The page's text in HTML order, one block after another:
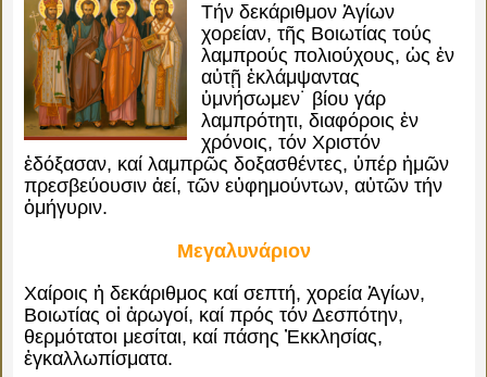
Τήν δεκάριθμον Ἁγίων
χορείαν, τῆς Βοιωτίας τούς
λαμπρούς πολιούχους, ὡς ἐν
αὐτῇ ἐκλάμψαντας
ὑμνήσωμεν˙ βίου γάρ
λαμπρότητι, διαφόροις ἐν
χρόνοις, τόν Χριστόν
ἐδόξασαν, καί λαμπρῶς δοξασθέντες, ὑπέρ ἡμῶν
πρεσβεύουσιν ἀεί, τῶν εὐφημούντων, αὐτῶν τήν
ὁμήγυριν.
Μεγαλυνάριον
Χαίροις ἡ δεκάριθμος καί σεπτή, χορεία Ἁγίων,
Βοιωτίας οἱ ἀρωγοί, καί πρός τόν Δεσπότην,
θερμότατοι μεσίται, καί πάσης Ἐκκλησίας,
ἐγκαλλωπίσματα.